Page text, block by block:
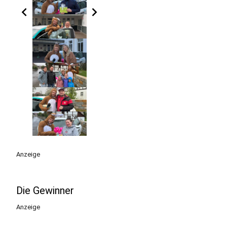
chevron_left chevron_right
Anzeige
Die Gewinner
Anzeige